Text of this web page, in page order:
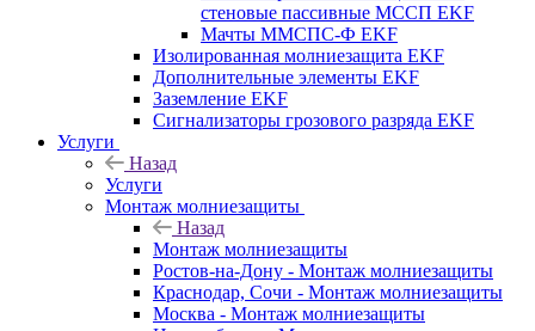
стеновые пассивные МССП EKF
Мачты ММСПС-Ф EKF
Изолированная молниезащита EKF
Дополнительные элементы EKF
Заземление EKF
Сигнализаторы грозового разряда EKF
Услуги
Назад
Услуги
Монтаж молниезащиты
Назад
Монтаж молниезащиты
Ростов-на-Дону - Монтаж молниезащиты
Краснодар, Сочи - Монтаж молниезащиты
Москва - Монтаж молниезащиты